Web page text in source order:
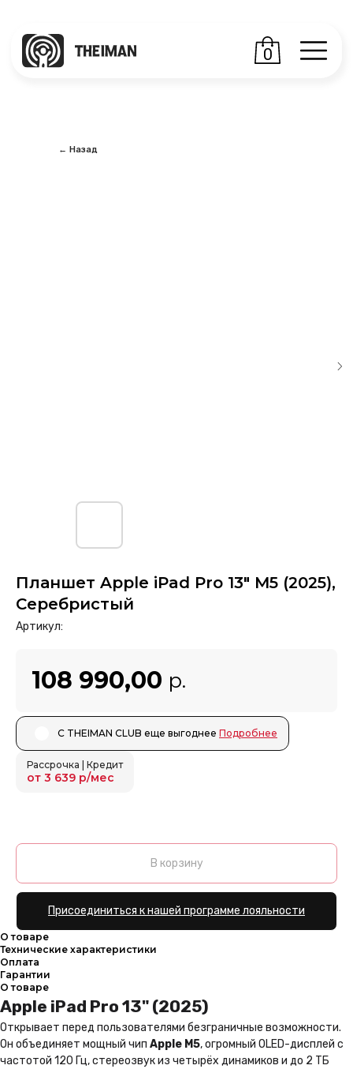
← Назад
Планшет Apple iPad Pro 13" M5 (2025),
Серебристый
Артикул:
108 990,00 р.
С THEIMAN CLUB еще выгоднее ㅤㅤ Подробнее
Рассрочка | Кредит
от 3 639 р/мес
В корзину
Присоединиться к нашей программе лояльности
О товаре
Технические характеристики
Оплата
Гарантии
О товаре
Apple iPad Pro 13" (2025)
Открывает перед пользователями безграничные возможности.
Он объединяет мощный чип Apple M5, огромный OLED-дисплей с
частотой 120 Гц, стереозвук из четырёх динамиков и до 2 ТБ